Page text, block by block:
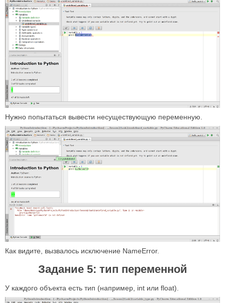
Нужно попытаться вывести несуществующую переменную.
Как видите, вызвалось исключение NameError.
Задание 5: тип переменной
У каждого объекта есть тип (например, int или float).